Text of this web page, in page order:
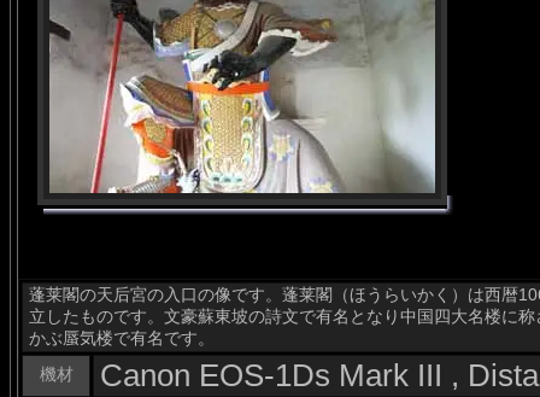
蓬莱閣の天后宮の入口の像です。蓬莱閣（ほうらいかく）は西暦
立したものです。文豪蘇東坡の詩文で有名となり中国四大名楼に
かぶ蜃気楼で有名です。
機材
Canon EOS-1Ds Mark III ,